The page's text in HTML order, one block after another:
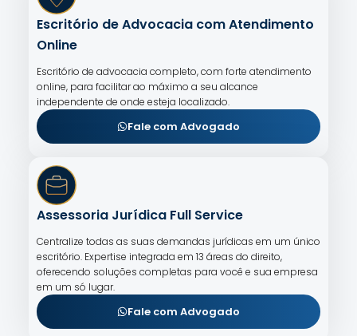
Escritório de Advocacia com Atendimento
Online
Escritório de advocacia completo, com forte atendimento
online, para facilitar ao máximo a seu alcance
independente de onde esteja localizado.
Fale com Advogado
Assessoria Jurídica Full Service
Centralize todas as suas demandas jurídicas em um único
escritório. Expertise integrada em 13 áreas do direito,
oferecendo soluções completas para você e sua empresa
em um só lugar.
Fale com Advogado